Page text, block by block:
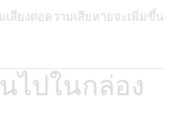
สี่ยงต่อความเสียหายจะเพิ่มขึ้น
ไปในกล่อง